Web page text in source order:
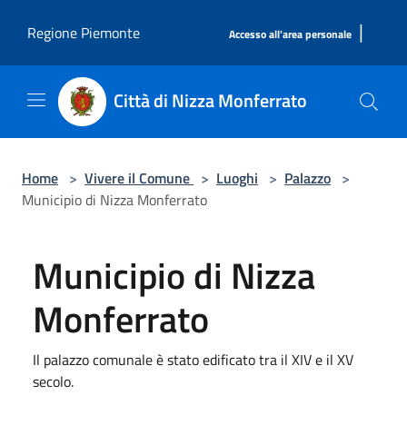
Regione Piemonte
Accesso all'area personale |
Città di Nizza Monferrato
Home > Vivere il Comune > Luoghi > Palazzo >
Municipio di Nizza Monferrato
Municipio di Nizza
Monferrato
Il palazzo comunale è stato edificato tra il XIV e il XV
secolo.